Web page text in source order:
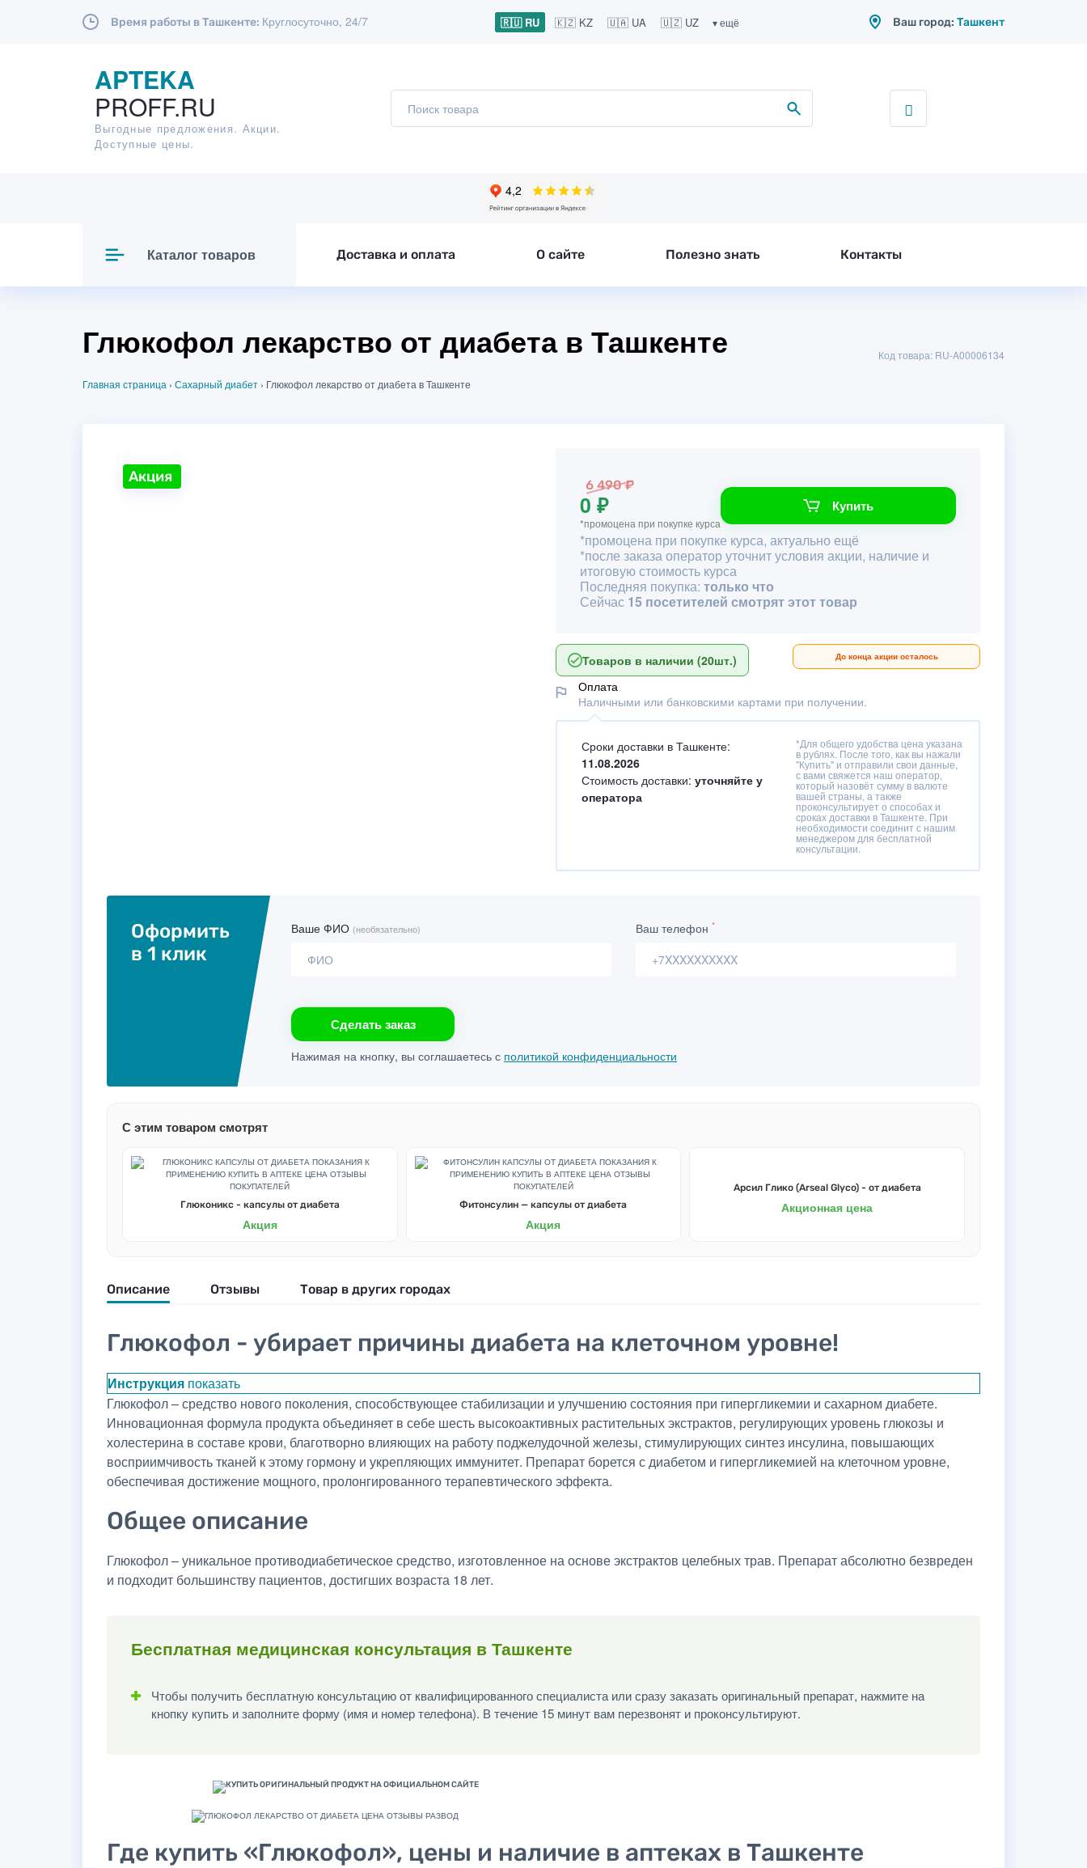
Время работы в Ташкенте: Круглосуточно, 24/7 🇷🇺 RU 🇰🇿 KZ 🇺🇦 UA 🇺🇿 UZ ▾ ещё Ваш город: Ташкент
APTEKA
PROFF.RU
Выгодные предложения. Акции.
Доступные цены.
Каталог товаров Доставка и оплата О сайте Полезно знать Контакты
Глюкофол лекарство от диабета в Ташкенте
Главная страница › Сахарный диабет › Глюкофол лекарство от диабета в Ташкенте
Код товара: RU-A00006134
Акция 6 490 ₽
0 ₽
*промоцена при покупке курса
Купить
*промоцена при покупке курса, актуально ещё
*после заказа оператор уточнит условия акции, наличие и
итоговую стоимость курса
Последняя покупка: только что
Сейчас 15 посетителей смотрят этот товар
Товаров в наличии (20шт.) До конца акции осталось
Оплата
Наличными или банковскими картами при получении.
Сроки доставки в Ташкенте:
11.08.2026
Стоимость доставки: уточняйте у
оператора
*Для общего удобства цена указана
в рублях. После того, как вы нажали
"Купить" и отправили свои данные,
с вами свяжется наш оператор,
который назовёт сумму в валюте
вашей страны, а также
проконсультирует о способах и
сроках доставки в Ташкенте. При
необходимости соединит с нашим
менеджером для бесплатной
консультации.
Оформить
в 1 клик
Ваше ФИО (необязательно) Ваш телефон *
Сделать заказ
Нажимая на кнопку, вы соглашаетесь с политикой конфиденциальности
С этим товаром смотрят
Глюконикс - капсулы от диабета
Акция
Фитонсулин — капсулы от диабета
Акция
Арсил Глико (Arseal Glyco) - от диабета
Акционная цена
Описание Отзывы Товар в других городах
Глюкофол - убирает причины диабета на клеточном уровне!
Инструкция показать
Глюкофол – средство нового поколения, способствующее стабилизации и улучшению состояния при гипергликемии и сахарном диабете.
Инновационная формула продукта объединяет в себе шесть высокоактивных растительных экстрактов, регулирующих уровень глюкозы и
холестерина в составе крови, благотворно влияющих на работу поджелудочной железы, стимулирующих синтез инсулина, повышающих
восприимчивость тканей к этому гормону и укрепляющих иммунитет. Препарат борется с диабетом и гипергликемией на клеточном уровне,
обеспечивая достижение мощного, пролонгированного терапевтического эффекта.
Общее описание
Глюкофол – уникальное противодиабетическое средство, изготовленное на основе экстрактов целебных трав. Препарат абсолютно безвреден
и подходит большинству пациентов, достигших возраста 18 лет.
Бесплатная медицинская консультация в Ташкенте
Чтобы получить бесплатную консультацию от квалифицированного специалиста или сразу заказать оригинальный препарат, нажмите на
кнопку купить и заполните форму (имя и номер телефона). В течение 15 минут вам перезвонят и проконсультируют.
Где купить «Глюкофол», цены и наличие в аптеках в Ташкенте